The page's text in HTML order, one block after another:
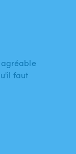
faut